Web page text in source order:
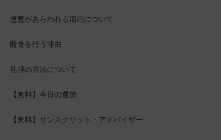
恩恵があらわれる期間について
断食を行う理由
礼拝の方法について
【無料】今日の運勢
【無料】サンスクリット・アドバイザー